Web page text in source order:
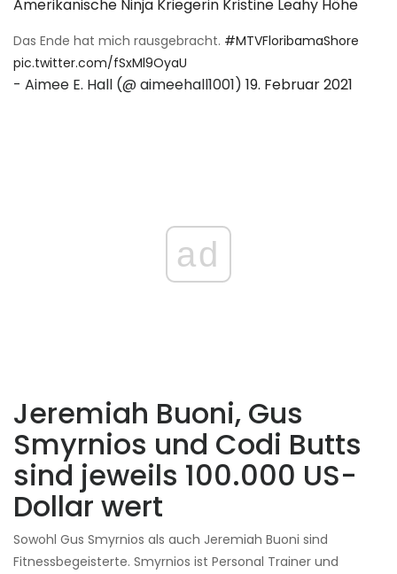
Amerikanische Ninja Kriegerin Kristine Leahy Höhe
Das Ende hat mich rausgebracht. #MTVFloribamaShore
pic.twitter.com/fSxMl9OyaU
- Aimee E. Hall (@ aimeehall1001) 19. Februar 2021
ad
Jeremiah Buoni, Gus
Smyrnios und Codi Butts
sind jeweils 100.000 US-
Dollar wert
Sowohl Gus Smyrnios als auch Jeremiah Buoni sind
Fitnessbegeisterte. Smyrnios ist Personal Trainer und